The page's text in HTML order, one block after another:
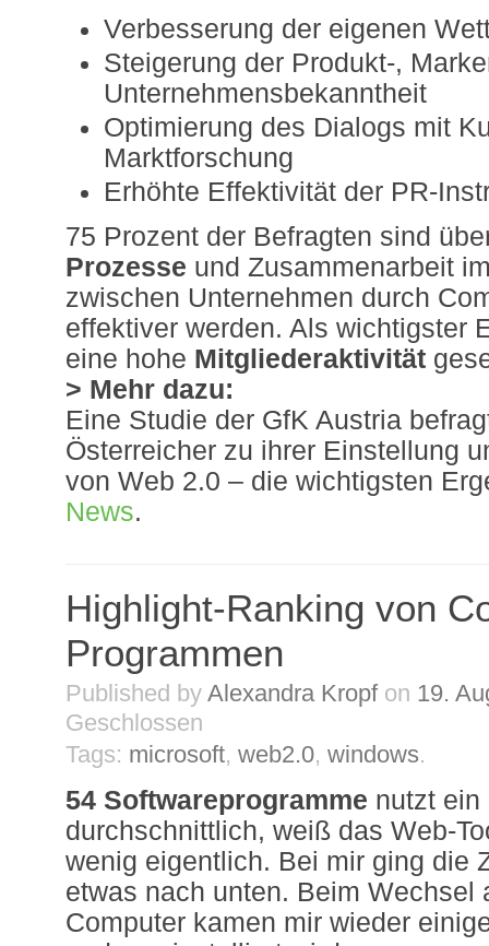
Verbesserung der eigenen
Steigerung der Produkt-,
Unternehmensbekanntheit
Optimierung des Dialogs mit
Marktforschung
Erhöhte Effektivität der PR-
75 Prozent der Befragten sind
Prozesse und Zusammenarbeit
zwischen Unternehmen durch
effektiver werden. Als wichtigster
eine hohe Mitgliederaktivität
> Mehr dazu:
Eine Studie der GfK Austria
Österreicher zu ihrer Einstellung
von Web 2.0 – die wichtigsten
News.
Highlight-Ranking von
Programmen
Published by Alexandra Kropf on 19.
Geschlossen
Tags: microsoft, web2.0, windows.
54 Softwareprogramme nutzt ein
durchschnittlich, weiß das Web-
wenig eigentlich. Bei mir ging die
etwas nach unten. Beim Wechsel
Computer kamen mir wieder